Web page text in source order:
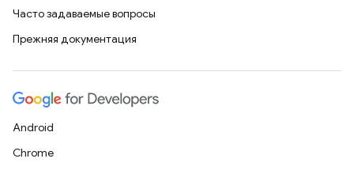
Часто задаваемые вопросы
Прежняя документация
Android
Chrome